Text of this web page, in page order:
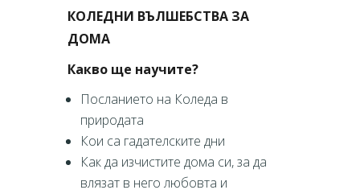
КОЛЕДНИ ВЪЛШЕБСТВА ЗА
ДОМА
Какво ще научите?
Посланието на Коледа в
природата
Кои са гадателските дни
Как да изчистите дома си, за да
влязат в него любовта и